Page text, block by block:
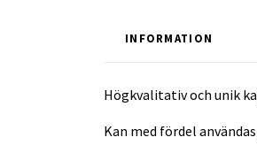
INFORMATION
Högkvalitativ och unik
Kan med fördel